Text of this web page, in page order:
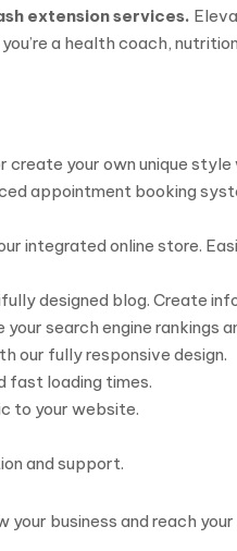
extension services.
a health coach,
your own unique
appointment booking
integrated online store.
designed blog. Create
search engine rankings
our fully responsive design.
fast loading times.
to your website.
and support.
business and reach